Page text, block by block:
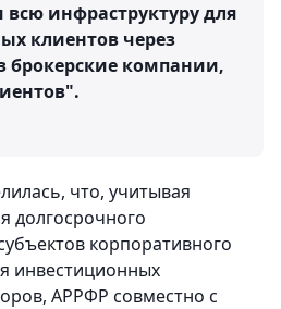
всю инфраструктуру для
клиентов через
брокерские компании,
что, учитывая
долгосрочного
корпоративного
инвестиционных
АРРФР совместно с